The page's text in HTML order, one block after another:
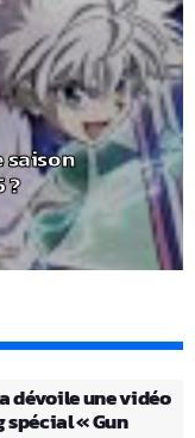
saison
?
dévoile une vidéo
spécial « Gun